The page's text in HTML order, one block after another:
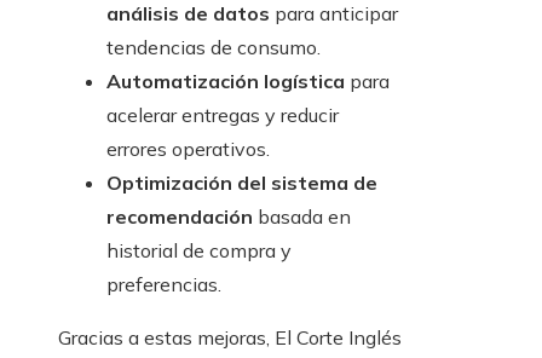
análisis de datos para anticipar
tendencias de consumo.
Automatización logística para
acelerar entregas y reducir
errores operativos.
Optimización del sistema de
recomendación basada en
historial de compra y
preferencias.
Gracias a estas mejoras, El Corte Inglés